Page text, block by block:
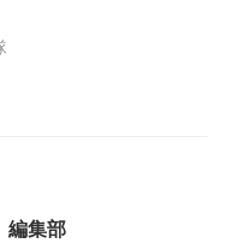
編集部